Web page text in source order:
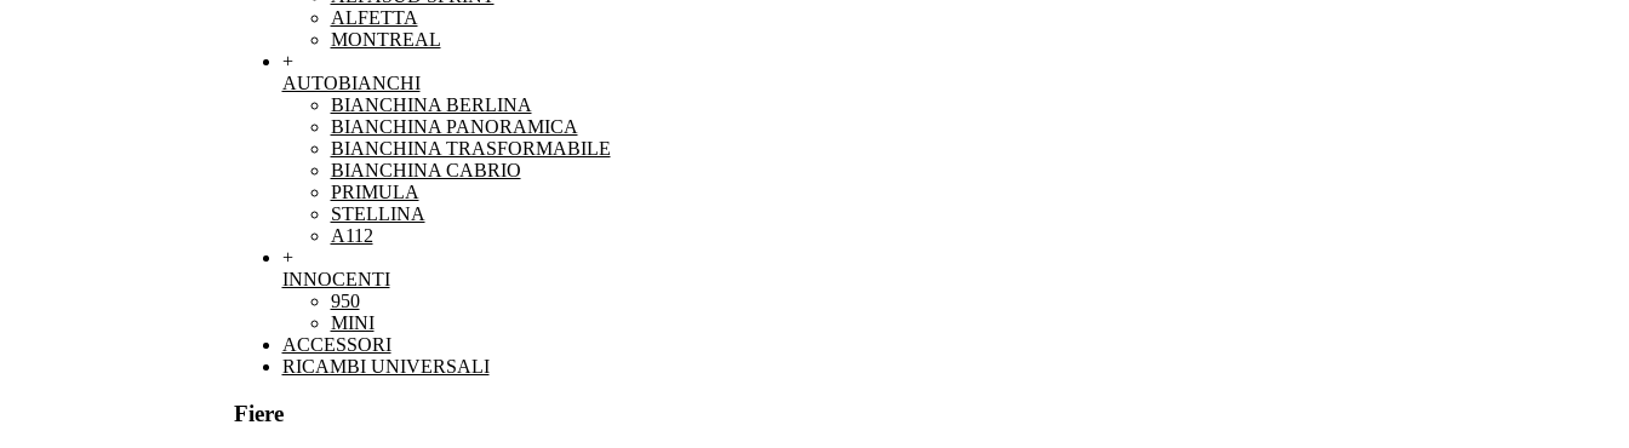
ALFETTA
MONTREAL
+
AUTOBIANCHI
BIANCHINA BERLINA
BIANCHINA PANORAMICA
BIANCHINA TRASFORMABILE
BIANCHINA CABRIO
PRIMULA
STELLINA
A112
+
INNOCENTI
950
MINI
ACCESSORI
RICAMBI UNIVERSALI
Fiere